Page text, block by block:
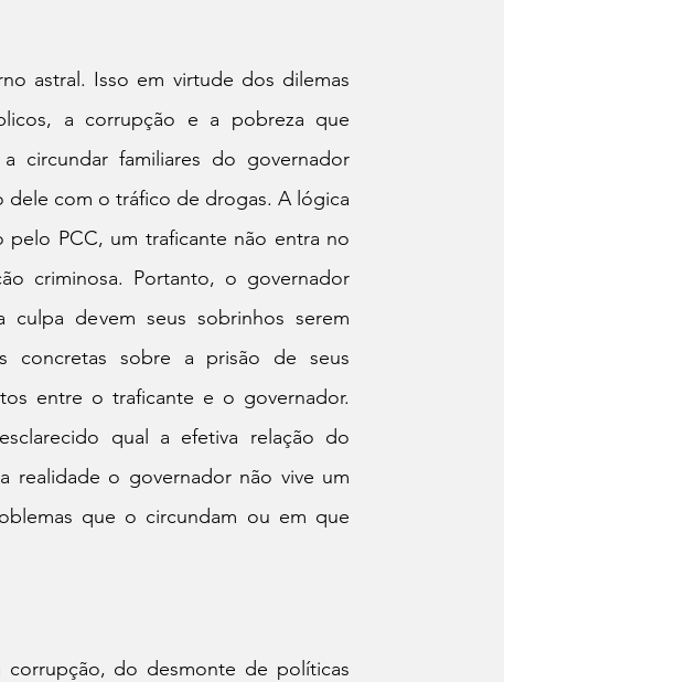
astral. Isso em virtude dos dilemas
a corrupção e a pobreza que
circundar familiares do governador
com o tráfico de drogas. A lógica
PCC, um traficante não entra no
criminosa. Portanto, o governador
devem seus sobrinhos serem
concretas sobre a prisão de seus
entre o traficante e o governador.
qual a efetiva relação do
realidade o governador não vive um
que o circundam ou em que
do desmonte de políticas